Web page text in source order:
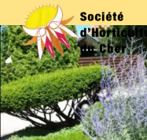
Aller
au
contenu